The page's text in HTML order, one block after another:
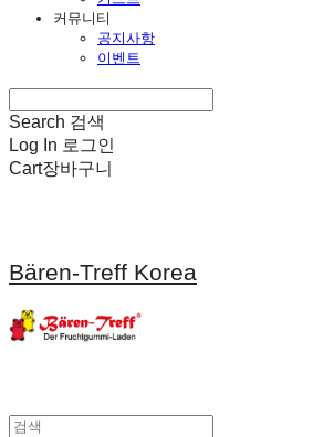
커뮤니티
공지사항
이벤트
Search 검색
Log In 로그인
Cart장바구니
Bären-Treff Korea